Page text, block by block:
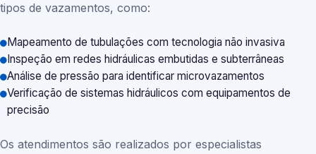
tipos de vazamentos, como:
Mapeamento de tubulações com tecnologia não invasiva
Inspeção em redes hidráulicas embutidas e subterrâneas
Análise de pressão para identificar microvazamentos
Verificação de sistemas hidráulicos com equipamentos de
precisão
Os atendimentos são realizados por especialistas